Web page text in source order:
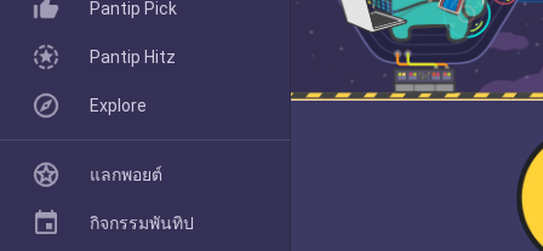
Pantip Pick
Pantip Pick
Pantip Hitz
Explore
แลกพอยต์
กิจกรรมพันทิป